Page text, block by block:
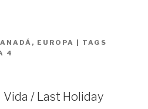
, EUROPA
TAGS
4
Vida / Last Holiday